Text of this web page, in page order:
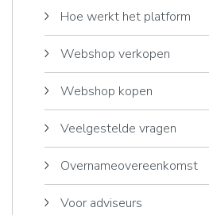
Hoe werkt het platform
Webshop verkopen
Webshop kopen
Veelgestelde vragen
Overnameovereenkomst
Voor adviseurs